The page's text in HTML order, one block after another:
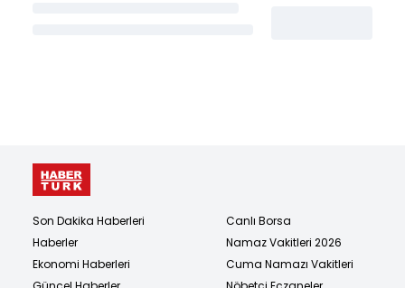
Son Dakika Haberleri
Haberler
Ekonomi Haberleri
Canlı Borsa
Namaz Vakitleri 2026
Cuma Namazı Vakitleri